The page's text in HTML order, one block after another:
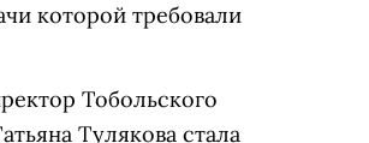
которой требовали
Тобольского
Тулякова стала